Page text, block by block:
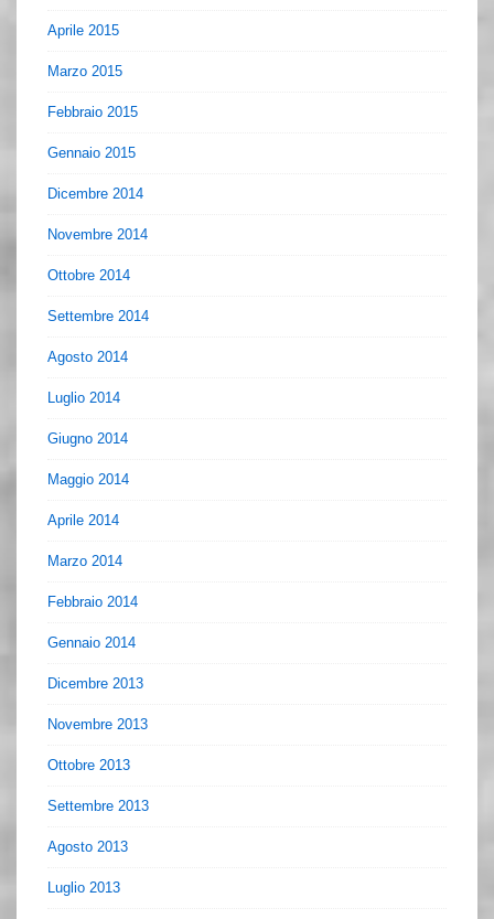
Aprile 2015
Marzo 2015
Febbraio 2015
Gennaio 2015
Dicembre 2014
Novembre 2014
Ottobre 2014
Settembre 2014
Agosto 2014
Luglio 2014
Giugno 2014
Maggio 2014
Aprile 2014
Marzo 2014
Febbraio 2014
Gennaio 2014
Dicembre 2013
Novembre 2013
Ottobre 2013
Settembre 2013
Agosto 2013
Luglio 2013